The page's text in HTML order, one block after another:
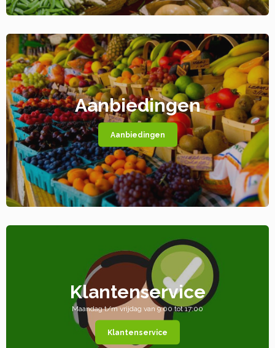
Aanbiedingen
Aanbiedingen
Klantenservice
Maandag t/m vrijdag van 9:00 tot 17:00
Klantenservice